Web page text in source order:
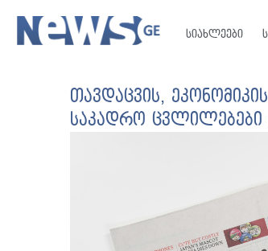
სიახლეები
თავდაცვის,
საკადრო